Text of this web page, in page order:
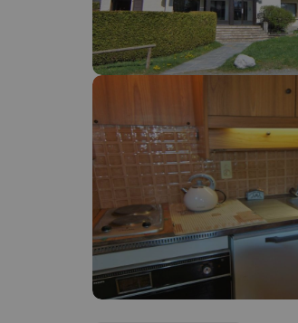
Oups, nous n'avons pas
Il semble que notre